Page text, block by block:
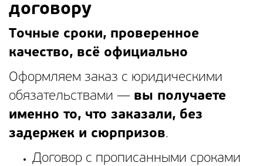
договору
Точные сроки, проверенное
качество, всё официально
Оформляем заказ с юридическими
обязательствами — вы получаете
именно то, что заказали, без
задержек и сюрпризов.
Договор с прописанными сроками